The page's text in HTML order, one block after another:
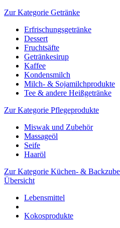
Zur Kategorie Getränke
Erfrischungsgetränke
Dessert
Fruchtsäfte
Getränkesirup
Kaffee
Kondensmilch
Milch- & Sojamilchprodukte
Tee & andere Heißgetränke
Zur Kategorie Pflegeprodukte
Miswak und Zubehör
Massageöl
Seife
Haaröl
Zur Kategorie Küchen- &
Übersicht
Lebensmittel
Kokosprodukte